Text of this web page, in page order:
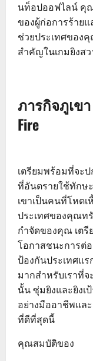
นท็อปออฟไลน์ คุ
ของผู้ก่อการร้าย
ช่วยประเทศของ
สำคัญในเกมยิงส
ภารกิจภูเข
Fire
เตรียมพร้อมที่จะ
ที่อันตรายใช้ทักษ
เขาเป็นคนที่โหดเ
ประเทศของคุณท
กำจัดของคุณ เต
โอกาสชนะการต่
ป้องกันประเทศแ
มากสำหรับเราที่
นั้น ซุ่มยิงและยิง
อย่างมืออาชีพแล
ที่ดีที่สุดนี้
คุณสมบัติของ